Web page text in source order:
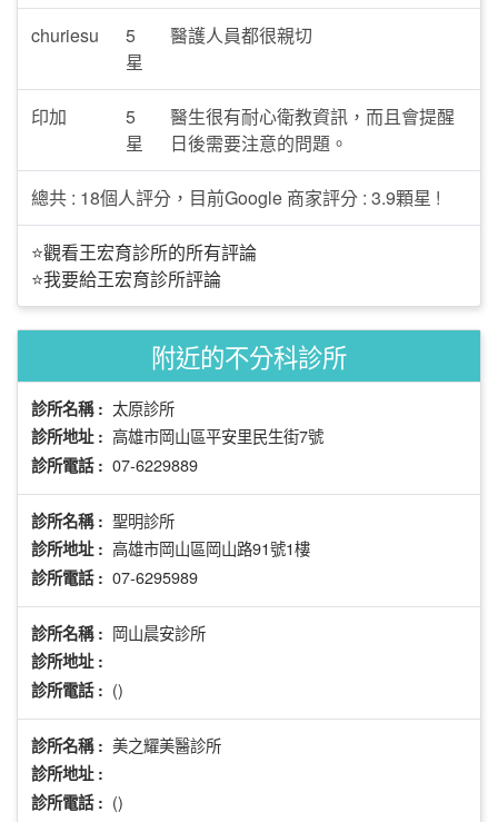
churiesu
5
星
醫護人員都很親切
印加
5
星
醫生很有耐心衛教資訊，而且會提醒
日後需要注意的問題。
總共 : 18個人評分，目前Google 商家評分 : 3.9顆星 !
⭐觀看王宏育診所的所有評論
⭐我要給王宏育診所評論
附近的不分科診所
診所名稱 : 太原診所
診所地址 : 高雄市岡山區平安里民生街7號
診所電話 : 07-6229889
診所名稱 : 聖明診所
診所地址 : 高雄市岡山區岡山路91號1樓
診所電話 : 07-6295989
診所名稱 : 岡山晨安診所
診所地址 :
診所電話 : ()
診所名稱 : 美之耀美醫診所
診所地址 :
診所電話 : ()